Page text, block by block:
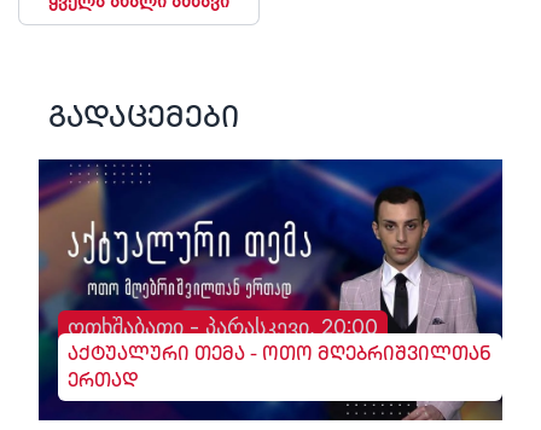
გადაცემები
ოთხშაბათი - პარასკევი, 20:00
აქტუალური თემა - ოთო მღებრიშვილთან
ერთად